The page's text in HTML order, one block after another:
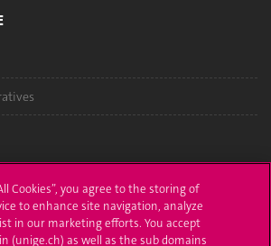
Cookies”, you agree to the storing of
to enhance site navigation, analyze
in our marketing efforts. You accept
(unige.ch) as well as the sub domains